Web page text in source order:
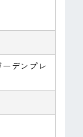
デンプレ